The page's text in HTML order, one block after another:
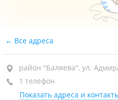
Все адреса
район "Баляева", ул.
1 телефон
Показать адреса и